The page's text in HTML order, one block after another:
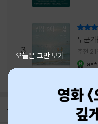
3
누군
추천 21
공지 8월 신용카드 무이자할부 안
오늘은 그만 보기